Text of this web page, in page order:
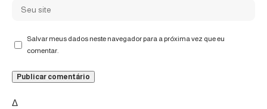
Salvar meus dados neste navegador para a próxima vez que eu
comentar.
Δ